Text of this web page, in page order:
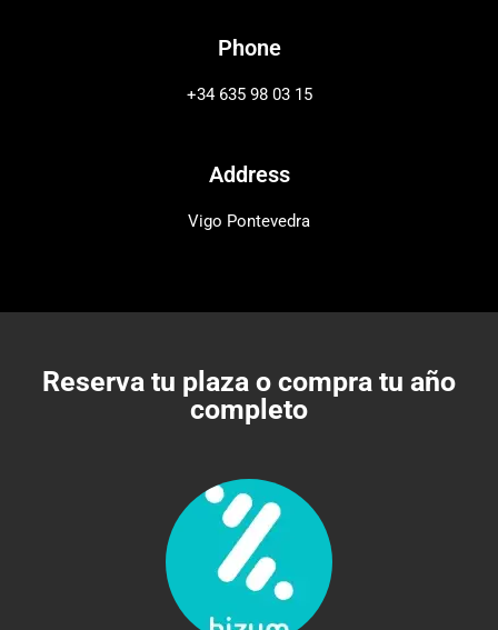
Phone
+34 635 98 03 15
Address
Vigo Pontevedra
Reserva tu plaza o compra tu año
completo